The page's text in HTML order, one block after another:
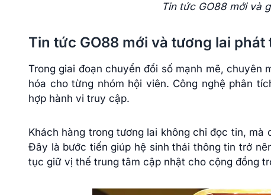
Tin tức GO88 mới và
Tin tức GO88 mới và tương lai
Trong giai đoạn chuyển đổi số mạnh mẽ, chuyên
hóa cho từng nhóm hội viên. Công nghệ phân
hợp hành vi truy cập.
Khách hàng trong tương lai không chỉ đọc tin,
Đây là bước tiến giúp hệ sinh thái thông tin trở
tục giữ vị thế trung tâm cập nhật cho cộng đồng